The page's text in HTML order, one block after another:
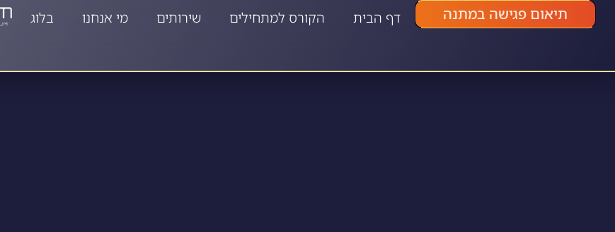
תיאום פגישה במתנה דף הבית הקורס למתחילים שירותים מי אנחנו בלוג